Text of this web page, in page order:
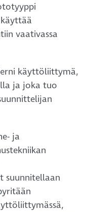
vaativassa
käyttöliittymä,
ja joka tuo
ja
suunnitellaan